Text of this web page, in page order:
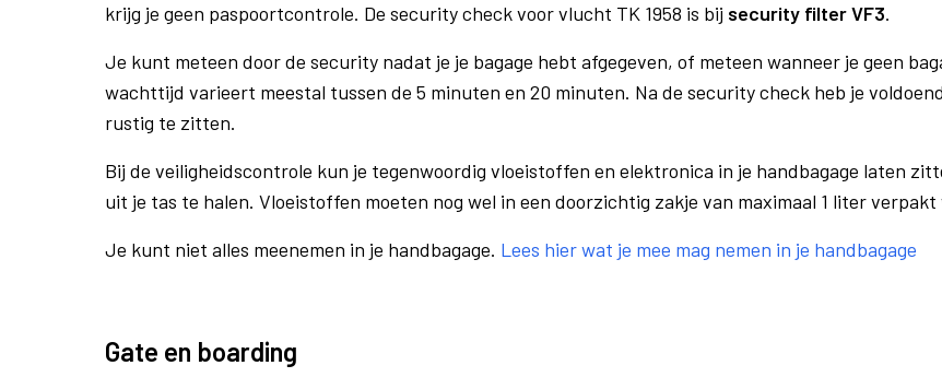
krijg je geen paspoortcontrole. De security check voor vlucht TK 1958 is bij security filter VF3.
Je kunt meteen door de security nadat je je bagage hebt afgegeven, of meteen wanneer je geen
wachttijd varieert meestal tussen de 5 minuten en 20 minuten. Na de security check heb je
rustig te zitten.
Bij de veiligheidscontrole kun je tegenwoordig vloeistoffen en elektronica in je handbagage laten
uit je tas te halen. Vloeistoffen moeten nog wel in een doorzichtig zakje van maximaal 1 liter verpakt
Je kunt niet alles meenemen in je handbagage. Lees hier wat je mee mag nemen in je handbagage
Gate en boarding